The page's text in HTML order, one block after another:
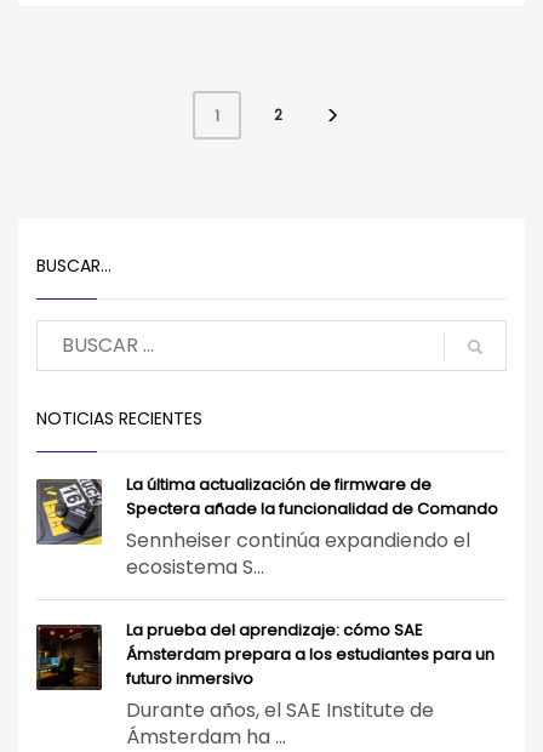
1 2
BUSCAR…
NOTICIAS RECIENTES
La última actualización de firmware de
Spectera añade la funcionalidad de Comando
Sennheiser continúa expandiendo el
ecosistema S...
La prueba del aprendizaje: cómo SAE
Ámsterdam prepara a los estudiantes para un
futuro inmersivo
Durante años, el SAE Institute de
Ámsterdam ha ...